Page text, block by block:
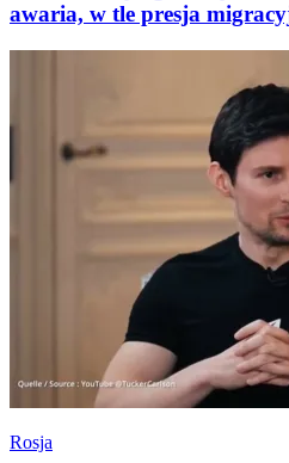
awaria, w tle presja
Rosja